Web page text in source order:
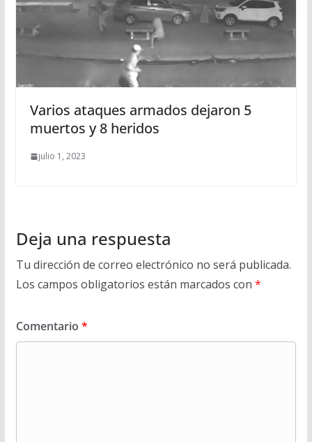
Varios ataques armados dejaron 5
muertos y 8 heridos
julio 1, 2023
Deja una respuesta
Tu dirección de correo electrónico no será publicada.
Los campos obligatorios están marcados con *
Comentario *